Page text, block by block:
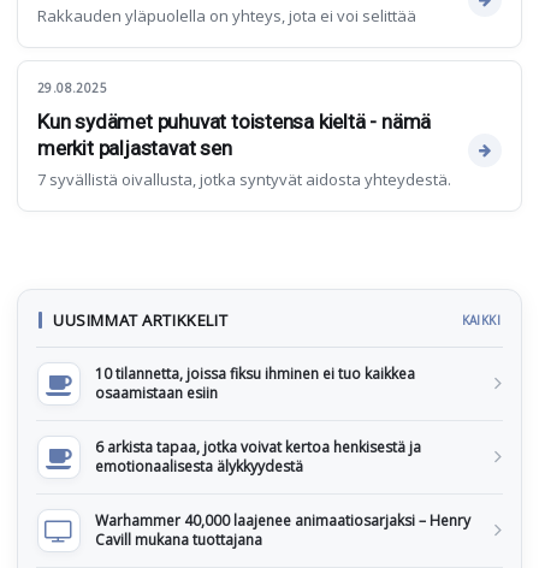
Rakkauden yläpuolella on yhteys, jota ei voi selittää
29.08.2025
Kun sydämet puhuvat toistensa kieltä - nämä
merkit paljastavat sen
7 syvällistä oivallusta, jotka syntyvät aidosta yhteydestä.
UUSIMMAT ARTIKKELIT KAIKKI
10 tilannetta, joissa fiksu ihminen ei tuo kaikkea
osaamistaan esiin
6 arkista tapaa, jotka voivat kertoa henkisestä ja
emotionaalisesta älykkyydestä
Warhammer 40,000 laajenee animaatiosarjaksi – Henry
Cavill mukana tuottajana